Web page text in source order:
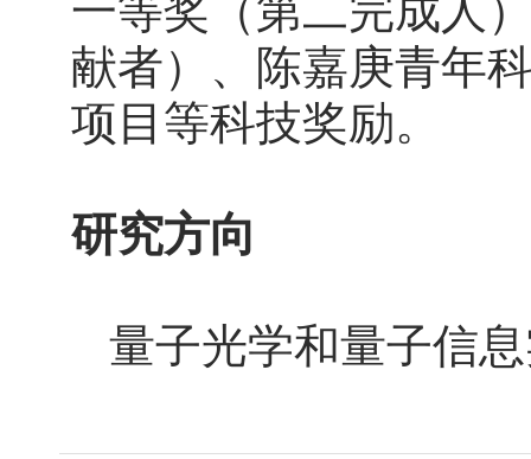
一等奖（第二完成人
献者）、陈嘉庚青年
项目等科技奖励。
研究方向
量子光学和量子信